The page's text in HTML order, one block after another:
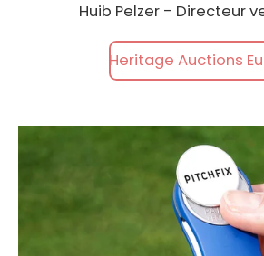
Huib Pelzer - Directeur
Heritage Auctions